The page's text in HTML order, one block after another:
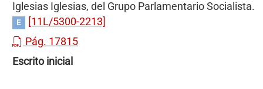
Iglesias Iglesias, del Grupo Parlamentario Socialista.
E
[11L/5300-2213]
Pág. 17815
Escrito inicial